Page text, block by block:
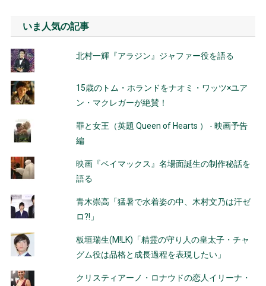
いま人気の記事
北村一輝『アラジン』ジャファー役を語る
15歳のトム・ホランドをナオミ・ワッツ×ユア
ン・マクレガーが絶賛！
罪と女王（英題 Queen of Hearts ） - 映画予告
編
映画『ベイマックス』名場面誕生の制作秘話を
語る
青木崇高「猛暑で水着姿の中、木村文乃は汗ゼ
ロ?!」
板垣瑞生(M!LK)「精霊の守り人の皇太子・チャ
グム役は品格と成長過程を表現したい」
クリスティアーノ・ロナウドの恋人イリーナ・